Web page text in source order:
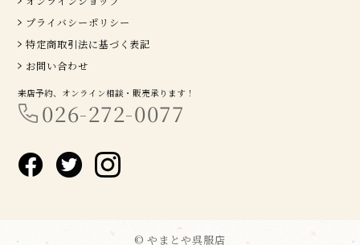
プライバシーポリシー
特定商取引法に基づく表記
お問い合わせ
来店予約、オンライン相談・販売承ります！
026-272-0077
© やまとや呉服店